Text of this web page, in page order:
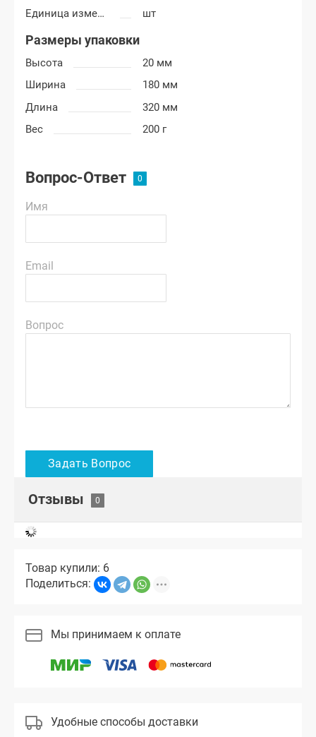
Единица измерения шт
Размеры упаковки
Высота
20 мм
Ширина
180 мм
Длина
320 мм
Вес
200 г
Вопрос-Ответ
Имя
Email
Вопрос
Отзывы
Товар купили: 6
Поделиться:
Мы принимаем к оплате
Удобные способы доставки